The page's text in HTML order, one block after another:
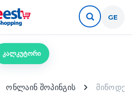
GE
კალკუტორი
ონლაინ შოპინგის